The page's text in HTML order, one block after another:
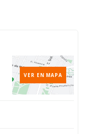
VER EN MAPA